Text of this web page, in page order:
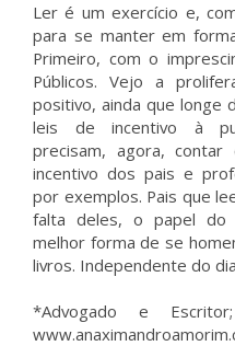
Ler é um exercício e,
para se manter em
Primeiro, com o
Públicos. Vejo a
positivo, ainda que longe
leis de incentivo à
precisam, agora, contar
incentivo dos pais e
por exemplos. Pais que
falta deles, o papel do
melhor forma de se
livros. Independente do
*Advogado e